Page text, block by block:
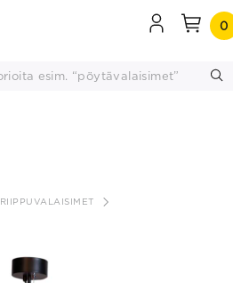
0
RIIPPUVALAISIMET